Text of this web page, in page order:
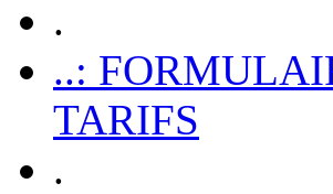
.
..:
TARIFS
.